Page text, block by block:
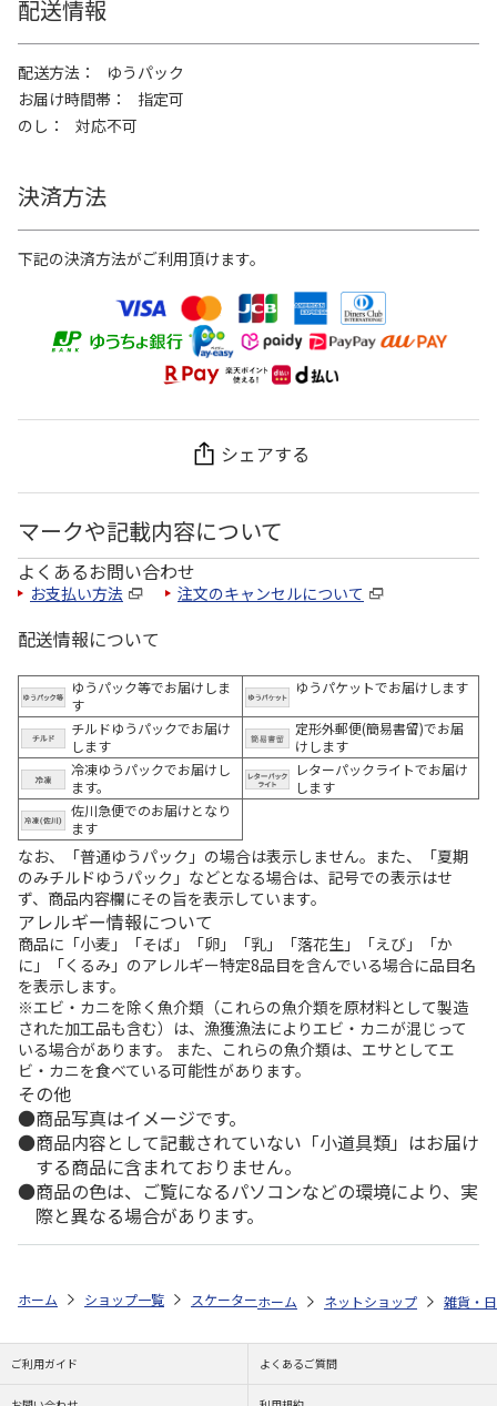
配送情報
配送方法
ゆうパック
お届け時間帯
指定可
のし
対応不可
決済方法
下記の決済方法がご利用頂けます。
シェアする
マークや記載内容について
よくあるお問い合わせ
お支払い方法 注文のキャンセルについて
配送情報について
ゆうパック等でお届けしま
す
ゆうパケットでお届けします
チルドゆうパックでお届け
します
定形外郵便(簡易書留)でお届
けします
冷凍ゆうパックでお届けし
ます。
レターパックライトでお届け
します
佐川急便でのお届けとなり
ます
なお、「普通ゆうパック」の場合は表示しません。また、「夏期
のみチルドゆうパック」などとなる場合は、記号での表示はせ
ず、商品内容欄にその旨を表示しています。
アレルギー情報について
商品に「小麦」「そば」「卵」「乳」「落花生」「えび」「か
に」「くるみ」のアレルギー特定8品目を含んでいる場合に品目名
を表示します。
※エビ・カニを除く魚介類（これらの魚介類を原材料として製造
された加工品も含む）は、漁獲漁法によりエビ・カニが混じって
いる場合があります。 また、これらの魚介類は、エサとしてエ
ビ・カニを食べている可能性があります。
その他
商品写真はイメージです。
商品内容として記載されていない「小道具類」はお届け
する商品に含まれておりません。
商品の色は、ご覧になるパソコンなどの環境により、実
際と異なる場合があります。
ホーム ショップ一覧 スケーター 抗菌 両面ガード付まな板 SNOOPY
ホーム ネットショップ 雑貨・
ご利用ガイド よくあるご質問